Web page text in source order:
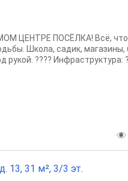
ЦЕНТРЕ ПОСЁЛКА! Всё, что
Школа, садик, магазины,
????️ Инфраструктура:
13, 31 м², 3/3 эт.